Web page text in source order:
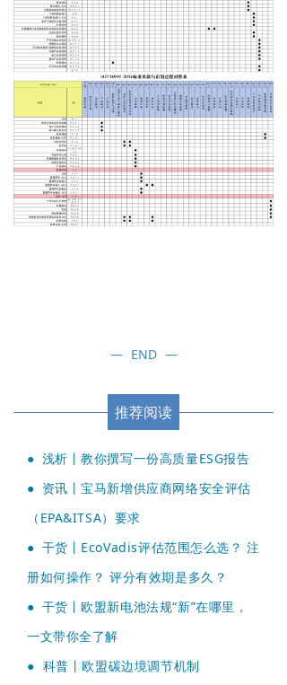
— END —
推荐阅读
● 浅析丨教你撰写一份高质量ESG报告
● 资讯丨宝马新增供应商网络安全评估
（EPA&ITSA）要求
● 干货丨EcoVadis评估范围怎么选？ 注
册如何操作？ 评分有效期是多久？
● 干货丨欧盟新电池法规“新”在哪里，
一文带你全了解
● 科普丨欧盟碳边境调节机制